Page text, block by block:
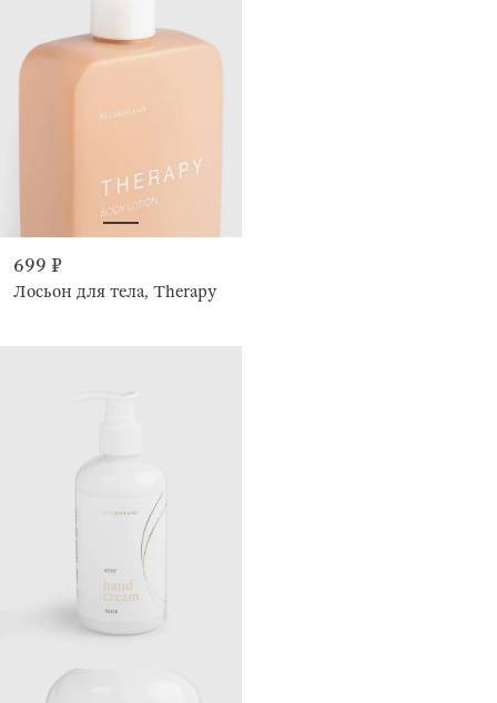
699 ₽
Лосьон для тела, Therapy